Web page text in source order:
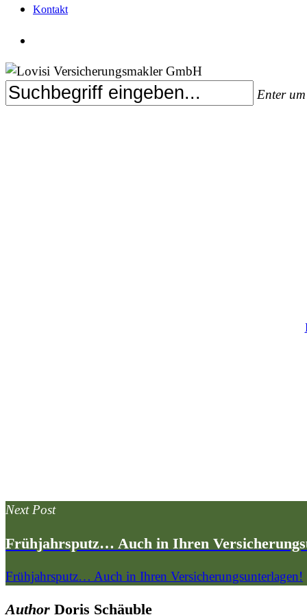
Kontakt
Enter
Next Post
Früh­jahrs­putz… Auch in Ihren
Früh­jahrs­putz… Auch in Ihren Versicherungsunterlagen!
Author Doris Schäuble